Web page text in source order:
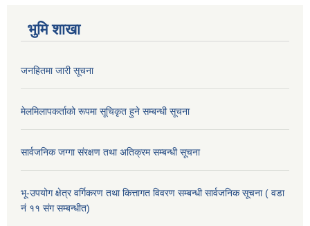
भुमि शाखा
जनहितमा जारी सूचना
मेलमिलापकर्ताको रूपमा सूचिकृत हुने सम्बन्धी सूचना
सार्वजनिक जग्गा संरक्षण तथा अतिक्रम सम्बन्धी सूचना
भू-उपयोग क्षेत्र वर्गिकरण तथा कित्तागत विवरण सम्बन्धी सार्वजनिक सूचना ( वडा
नं ११ संग सम्बन्धीत)